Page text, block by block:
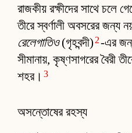
রাজকীয় রক্ষীদের সাথে চলে
তীরে স্বর্ণালী অবসরের জন্য
রেলেগাতিও(গৃহবন্দী) 2-এর
সীমানায়, কৃষ্ণসাগরের বৈরী
শহর। 3
অসন্তোষের রহস্য